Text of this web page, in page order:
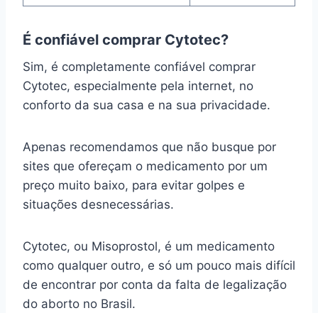
É confiável comprar Cytotec?
Sim, é completamente confiável comprar
Cytotec, especialmente pela internet, no
conforto da sua casa e na sua privacidade.
Apenas recomendamos que não busque por
sites que ofereçam o medicamento por um
preço muito baixo, para evitar golpes e
situações desnecessárias.
Cytotec, ou Misoprostol, é um medicamento
como qualquer outro, e só um pouco mais difícil
de encontrar por conta da falta de legalização
do aborto no Brasil.